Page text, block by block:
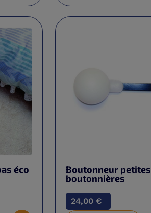
éco
Boutonneur petites
boutonnières
24,00 €